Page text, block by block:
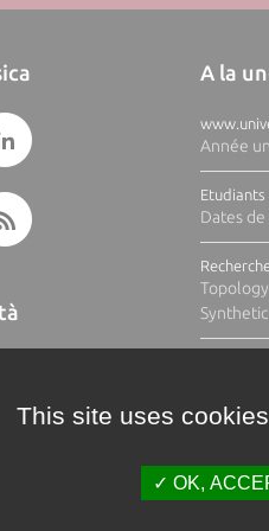
A la
Année
Dates
This site uses
OK,